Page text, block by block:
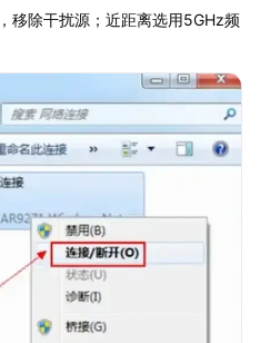
移除干扰源；近距离选用5GHz频